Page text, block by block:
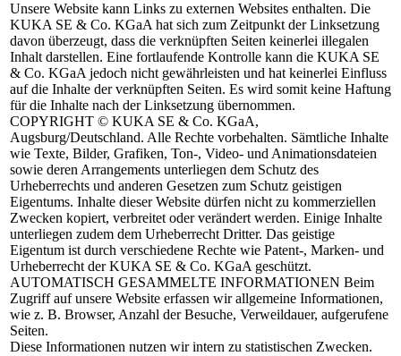
Unsere Website kann Links zu externen Websites enthalten. Die
KUKA SE & Co. KGaA hat sich zum Zeitpunkt der Linksetzung
davon überzeugt, dass die verknüpften Seiten keinerlei illegalen
Inhalt darstellen. Eine fortlaufende Kontrolle kann die KUKA SE
& Co. KGaA jedoch nicht gewährleisten und hat keinerlei Einfluss
auf die Inhalte der verknüpften Seiten. Es wird somit keine Haftung
für die Inhalte nach der Linksetzung übernommen.
COPYRIGHT © KUKA SE & Co. KGaA,
Augsburg/Deutschland. Alle Rechte vorbehalten. Sämtliche Inhalte
wie Texte, Bilder, Grafiken, Ton-, Video- und Animationsdateien
sowie deren Arrangements unterliegen dem Schutz des
Urheberrechts und anderen Gesetzen zum Schutz geistigen
Eigentums. Inhalte dieser Website dürfen nicht zu kommerziellen
Zwecken kopiert, verbreitet oder verändert werden. Einige Inhalte
unterliegen zudem dem Urheberrecht Dritter. Das geistige
Eigentum ist durch verschiedene Rechte wie Patent-, Marken- und
Urheberrecht der KUKA SE & Co. KGaA geschützt.
AUTOMATISCH GESAMMELTE INFORMATIONEN Beim
Zugriff auf unsere Website erfassen wir allgemeine Informationen,
wie z. B. Browser, Anzahl der Besuche, Verweildauer, aufgerufene
Seiten.
Diese Informationen nutzen wir intern zu statistischen Zwecken.